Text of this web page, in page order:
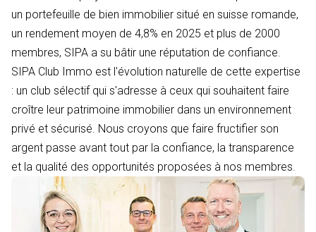
un portefeuille de bien immobilier situé en suisse romande,
un rendement moyen de 4,8% en 2025 et plus de 2000
membres, SIPA a su bâtir une réputation de confiance.
SIPA Club Immo est l'évolution naturelle de cette expertise
: un club sélectif qui s'adresse à ceux qui souhaitent faire
croître leur patrimoine immobilier dans un environnement
privé et sécurisé. Nous croyons que faire fructifier son
argent passe avant tout par la confiance, la transparence
et la qualité des opportunités proposées à nos membres.